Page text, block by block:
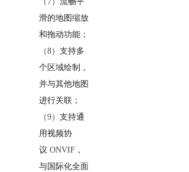
滑的地图缩放
和拖动功能；
（8） 支持多
个区域绘制，
并与其他地图
进行关联；
（9） 支持通
用视频协
议 ONVIF ，
与国际化全面